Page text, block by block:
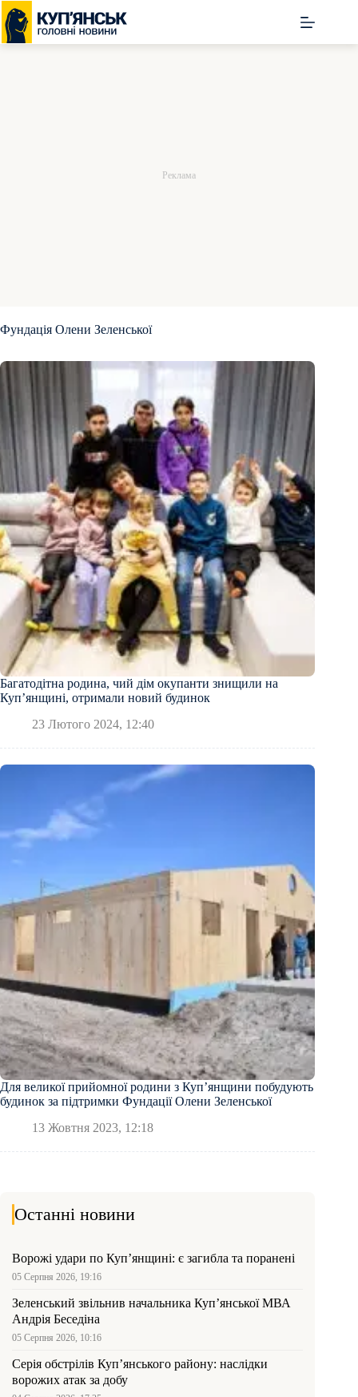
Перейти
до
вмісту
Фундація Олени Зеленської
Багатодітна родина, чий дім окупанти знищили на
Купʼянщині, отримали новий будинок
23 Лютого 2024, 12:40
Для великої прийомної родини з Купʼянщини побудують
будинок за підтримки Фундації Олени Зеленської
13 Жовтня 2023, 12:18
Останні новини
Ворожі удари по Куп’янщині: є загибла та поранені
05 Серпня 2026, 19:16
Зеленський звільнив начальника Купʼянської МВА
Андрія Беседіна
05 Серпня 2026, 10:16
Серія обстрілів Куп’янського району: наслідки
ворожих атак за добу